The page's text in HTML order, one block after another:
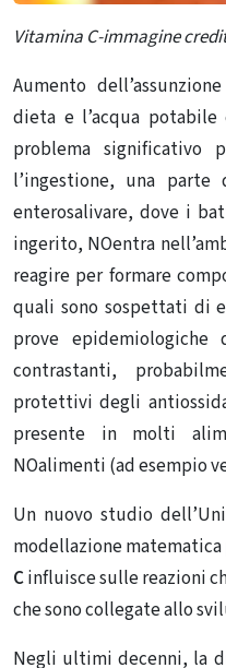
Vitamina C-immagine
Aumento
dieta e l’acqua potabile
problema significativo
l’ingestione, una parte
enterosalivare, dove i
ingerito, NOentra
reagire per formare
quali sono sospettati di
prove epidemiologiche
contrastanti,
protettivi degli
presente in molti
NOalimenti (ad esempio
Un nuovo studio
modellazione matematica
Cinfluisce sulle reazioni
che sono collegate allo
Negli ultimi decenni, la